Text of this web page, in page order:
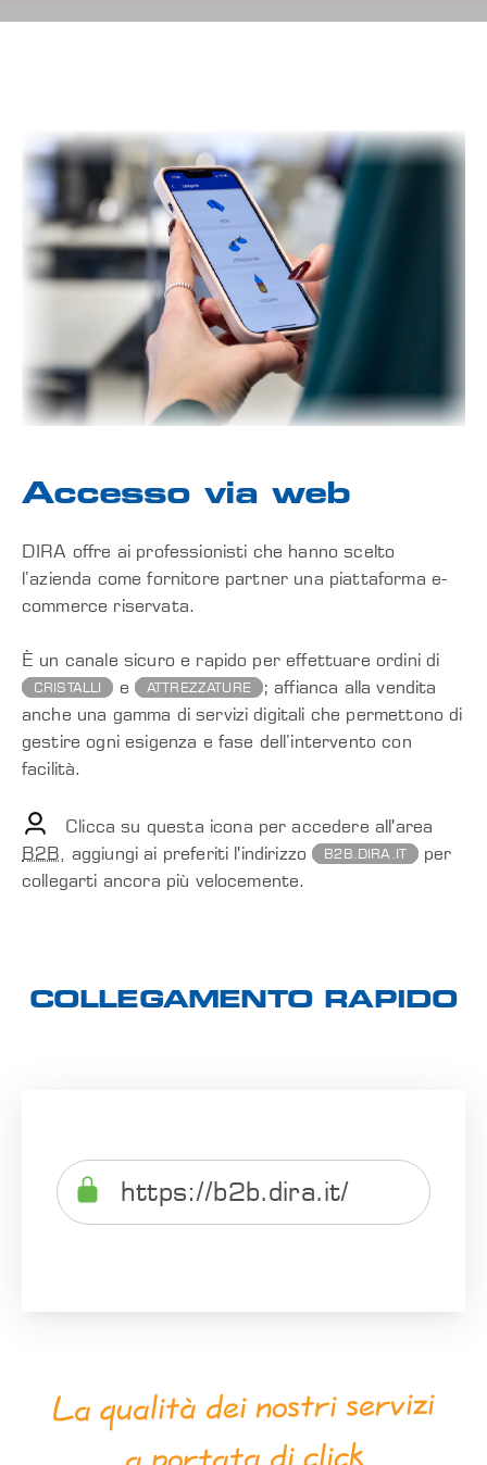
Accesso via web
DIRA offre ai professionisti che hanno scelto
l’azienda come fornitore partner una piattaforma e-
commerce riservata.
È un canale sicuro e rapido per effettuare ordini di
CRISTALLI e ATTREZZATURE
; affianca alla vendita
anche una gamma di servizi digitali che permettono di
gestire ogni esigenza e fase dell’intervento con
facilità.
Clicca su questa icona per accedere all'area
B2B, aggiungi ai preferiti l'indirizzo B2B.DIRA.IT
per
collegarti ancora più velocemente.
COLLEGAMENTO RAPIDO
https://b2b.dira.it/
La qualità dei nostri servizi